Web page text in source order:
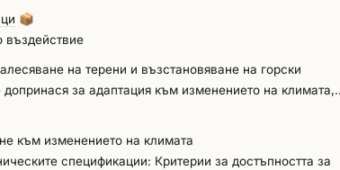
подготовка на почвата и залесяването
📦
въздействие
на терени и възстановяване на горски
за адаптация към изменението на климата,
на биологичното разнообразие.
към изменението на климата
спецификации: Критерии за достъпността за